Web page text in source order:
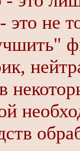
это не